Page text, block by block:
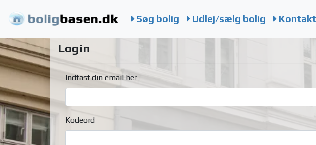
Søg bolig Udlej/sælg bolig Kontakt
Login
Indtast din email her
Kodeord